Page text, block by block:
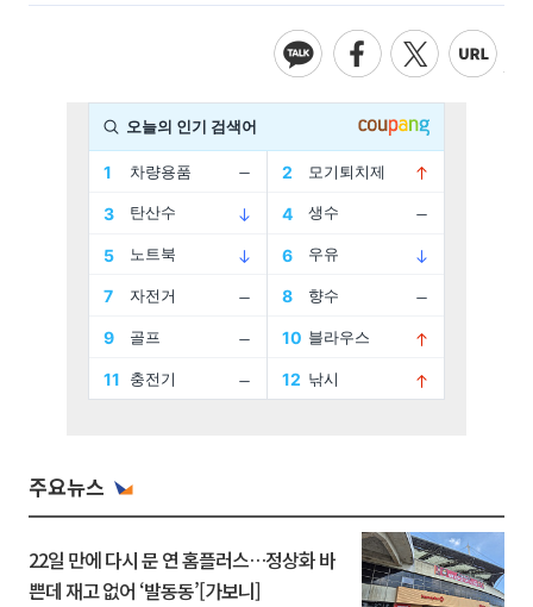
주요뉴스
22일 만에 다시 문 연 홈플러스…정상화 바
쁜데 재고 없어 ‘발동동’[가보니]